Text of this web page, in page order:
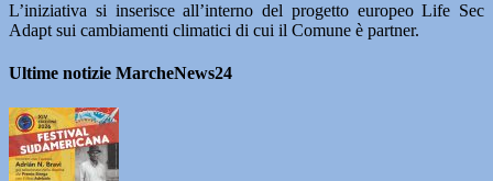
L’iniziativa si inserisce all’interno del progetto europeo Life Sec
Adapt sui cambiamenti climatici di cui il Comune è partner.
Ultime notizie MarcheNews24